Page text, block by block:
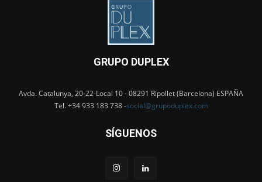
GRUPO DUPLEX
Avda. Catalunya, 20-22-Local 10 - 08291 Ripollet (Barcelona) ESPAÑA
Tel. +34 933 183 738 -social@grupoduplex.com
SÍGUENOS